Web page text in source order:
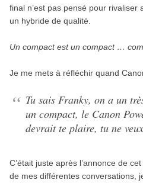
final n’est pas pensé pour
un hybride de qualité.
Un compact est un compact …
Je me mets à réfléchir quand
Tu sais Franky, on a un
un compact, le Canon
devrait te plaire, tu ne
“
C’était juste après l’annonce de
de mes différentes conversations,